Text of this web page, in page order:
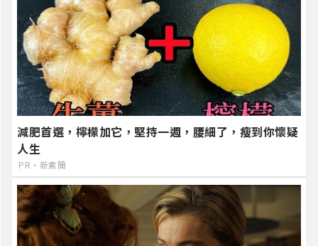
減肥首選，檸檬加它，堅持一週，腰細了，瘦到你懷疑
人生
PR・新素簡